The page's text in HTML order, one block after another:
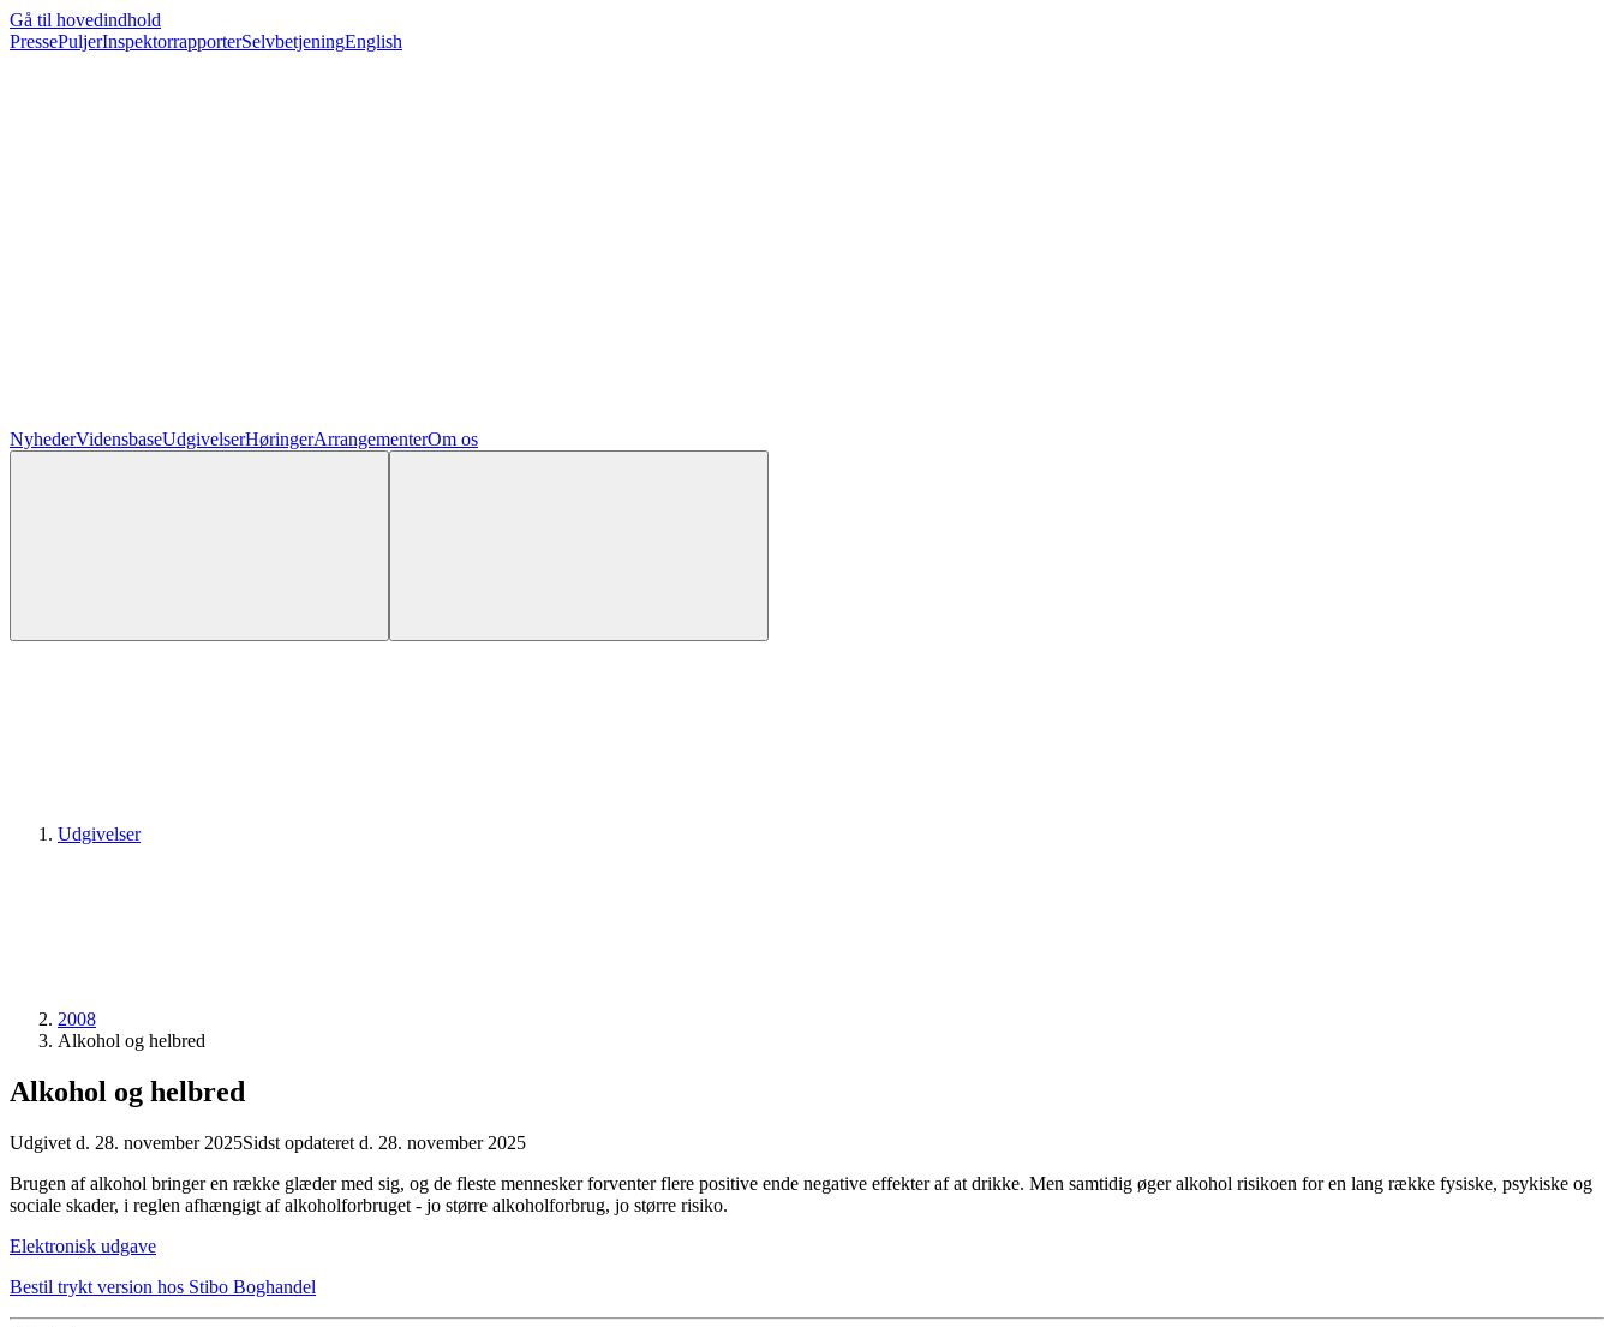
Gå til hovedindhold
PressePuljerInspektorrapporterSelvbetjeningEnglish
NyhederVidensbaseUdgivelserHøringerArrangementerOm os
Udgivelser
2008
Alkohol og helbred
Alkohol og helbred
Udgivet d. 28. november 2025Sidst opdateret d. 28. november 2025
Brugen af alkohol bringer en række glæder med sig, og de fleste mennesker forventer flere positive ende negative effekter af at drikke. Men samtidig øger alkohol risikoen for en lang række fysiske, psykiske og
sociale skader, i reglen afhængigt af alkoholforbruget - jo større alkoholforbrug, jo større risiko.
Elektronisk udgave
Bestil trykt version hos Stibo Boghandel